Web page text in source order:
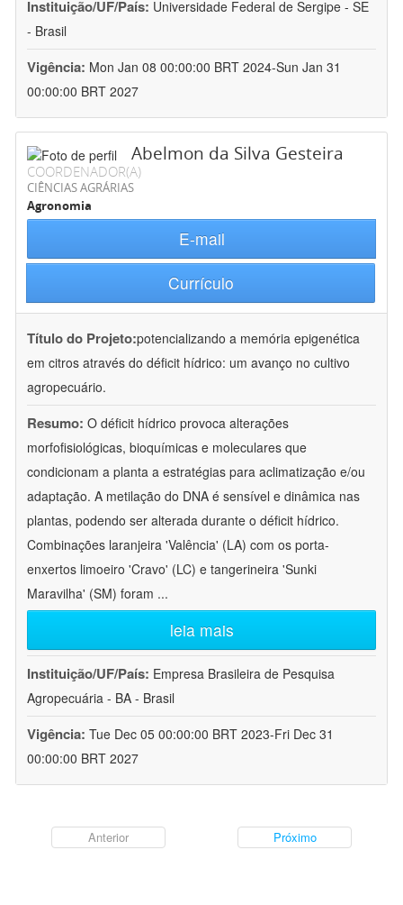
Instituição/UF/País: Universidade Federal de Sergipe - SE
- Brasil
Vigência: Mon Jan 08 00:00:00 BRT 2024-Sun Jan 31
00:00:00 BRT 2027
Abelmon da Silva Gesteira
COORDENADOR(A)
CIÊNCIAS AGRÁRIAS
Agronomia
E-mail
Currículo
Título do Projeto:potencializando a memória epigenética
em citros através do déficit hídrico: um avanço no cultivo
agropecuário.
Resumo: O déficit hídrico provoca alterações
morfofisiológicas, bioquímicas e moleculares que
condicionam a planta a estratégias para aclimatização e/ou
adaptação. A metilação do DNA é sensível e dinâmica nas
plantas, podendo ser alterada durante o déficit hídrico.
Combinações laranjeira 'Valência' (LA) com os porta-
enxertos limoeiro 'Cravo' (LC) e tangerineira 'Sunki
Maravilha' (SM) foram ...
leia mais
Instituição/UF/País: Empresa Brasileira de Pesquisa
Agropecuária - BA - Brasil
Vigência: Tue Dec 05 00:00:00 BRT 2023-Fri Dec 31
00:00:00 BRT 2027
Anterior Próximo